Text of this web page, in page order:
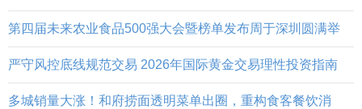
第四届未来农业食品500强大会暨榜单发布周于深圳圆满举
严守风控底线规范交易 2026年国际黄金交易理性投资指南
多城销量大涨！和府捞面透明菜单出圈，重构食客餐饮消